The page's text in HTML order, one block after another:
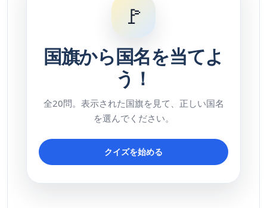
🚩
国旗から国名を当てよ
う！
全20問。表示された国旗を見て、正しい国名
を選んでください。
クイズを始める